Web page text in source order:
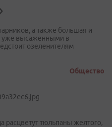
а также большая и
уже высаженными в
озеленителям
Общество
расцветут тюльпаны желтого,